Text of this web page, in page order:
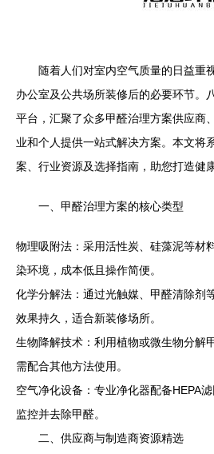
随着人们对室内空气质量的日益重
办公室及公共场所装修后的必要环节。
平台，汇聚了众多甲醛治理方案供应商
业和个人提供一站式解决方案。本文将
案、行业资源及选择指南，助您打造健
一、甲醛治理方案的核心类型
物理吸附法：采用活性炭、硅藻泥等材
染环境，成本低且操作简便。
化学分解法：通过光触媒、甲醛清除剂
效果持久，适合新装修场所。
生物降解技术：利用植物或微生物分解
需配合其他方法使用。
空气净化设备：专业净化器配备HEPA
监控并去除甲醛。
二、供应商与制造商资源精选